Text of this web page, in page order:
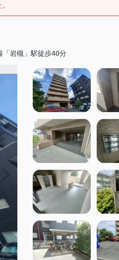
「岩槻」駅徒歩40分